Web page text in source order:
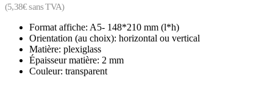
(5,38€sans TVA)
Format affiche: A5- 148*210 mm (l*h)
Orientation (au choix): horizontal ou vertical
Matière: plexiglass
Épaisseur matière: 2 mm
Couleur: transparent